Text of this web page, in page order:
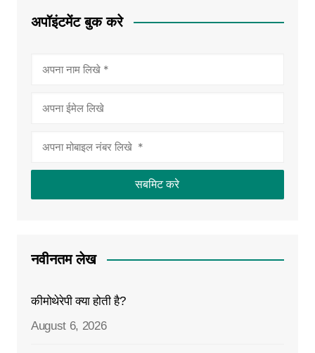
अपॉइंटमेंट बुक करे
नवीनतम लेख
कीमोथेरेपी क्या होती है?
August 6, 2026